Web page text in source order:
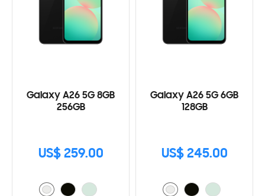
Galaxy A26 5G 8GB
256GB
US$ 259.00
Galaxy A26 5G 6GB
128GB
US$ 245.00